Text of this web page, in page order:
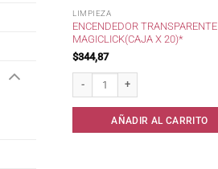
LIMPIEZA
ENCENDEDOR TRANSPARENTE
MAGICLICK(CAJA X 20)*
$344,87
AÑADIR AL CARRITO